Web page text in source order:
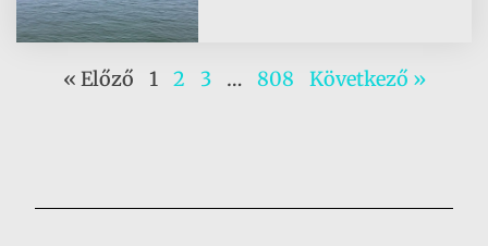
« Előző 1 2 3 … 808 Következő »